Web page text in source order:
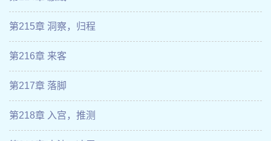
第215章 洞察，归程
第216章 来客
第217章 落脚
第218章 入宫，推测